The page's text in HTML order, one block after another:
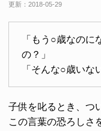
更新： 2018-05-29
「もう○歳なのに
の？」
「そんな○歳いな
子供を叱るとき、つ
この言葉の恐ろしさ